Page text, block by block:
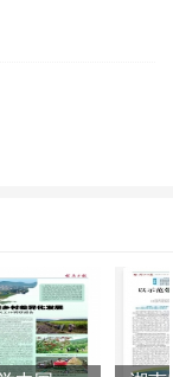
, 但在农业产业
。这类研究认
选择, 显著增加